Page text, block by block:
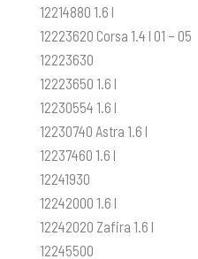
12214880 1.6 l
12223620 Corsa 1.4 l 01 – 05
12223630
12223650 1.6 l
12230554 1.6 l
12230740 Astra 1.6 l
12237460 1.6 l
12241930
12242000 1.6 l
12242020 Zafira 1.6 l
12245500